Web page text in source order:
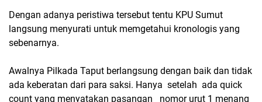
Dengan adanya peristiwa tersebut tentu KPU Sumut
langsung menyurati untuk memgetahui kronologis yang
sebenarnya.
Awalnya Pilkada Taput berlangsung dengan baik dan tidak
ada keberatan dari para saksi. Hanya setelah ada quick
count yang menyatakan pasangan nomor urut 1 menang